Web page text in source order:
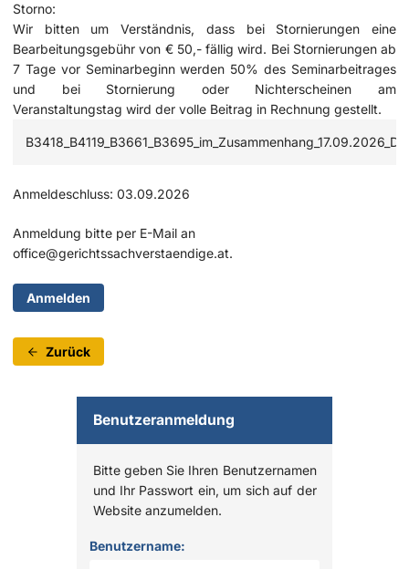
Storno:
Wir bitten um Verständnis, dass bei Stornierungen eine
Bearbeitungsgebühr von € 50,- fällig wird. Bei Stornierungen ab
7 Tage vor Seminarbeginn werden 50% des Seminarbeitrages
und bei Stornierung oder Nichterscheinen am
Veranstaltungstag wird der volle Beitrag in Rechnung gestellt.
Zugehörige Dateien
Anmeldeschluss: 03.09.2026
Anmeldung bitte per E-Mail an
office@gerichtssachverstaendige.at.
Anmelden
Zurück
Benutzeranmeldung
Bitte geben Sie Ihren Benutzernamen
und Ihr Passwort ein, um sich auf der
Website anzumelden.
Anmelden
Benutzername: